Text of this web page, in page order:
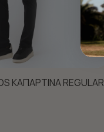
ΚΑΠΑΡΤΙΝΑ REGULAR